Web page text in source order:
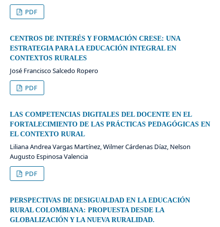
PDF
CENTROS DE INTERÉS Y FORMACIÓN CRESE: UNA
ESTRATEGIA PARA LA EDUCACIÓN INTEGRAL EN
CONTEXTOS RURALES
José Francisco Salcedo Ropero
PDF
LAS COMPETENCIAS DIGITALES DEL DOCENTE EN EL
FORTALECIMIENTO DE LAS PRÁCTICAS PEDAGÓGICAS EN
EL CONTEXTO RURAL
Liliana Andrea Vargas Martínez, Wilmer Cárdenas Díaz, Nelson
Augusto Espinosa Valencia
PDF
PERSPECTIVAS DE DESIGUALDAD EN LA EDUCACIÓN
RURAL COLOMBIANA: PROPUESTA DESDE LA
GLOBALIZACIÓN Y LA NUEVA RURALIDAD.